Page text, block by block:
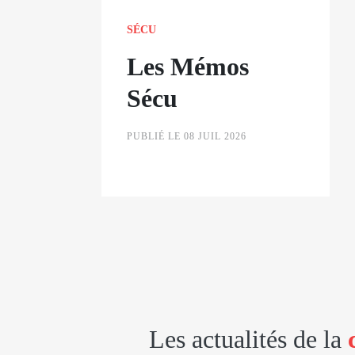
SÉCU
Les Mémos
Sécu
PUBLIÉ LE 08 JUIL 2026
Les actualités de la